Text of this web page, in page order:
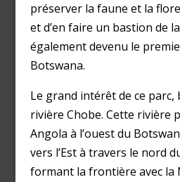
préserver la faune et la
et d’en faire un bastion de
également devenu le
Botswana.
Le grand intérêt de ce parc,
rivière Chobe. Cette rivière
Angola à l’ouest du
vers l’Est à travers le nord
formant la frontière avec la